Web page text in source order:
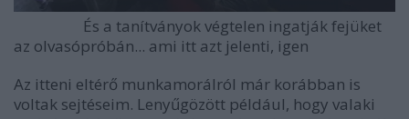
És a tanítványok végtelen ingatják fejüket
az olvasópróbán... ami itt azt jelenti, igen
Az itteni eltérő munkamorálról már korábban is
voltak sejtéseim. Lenyűgözött például, hogy valaki